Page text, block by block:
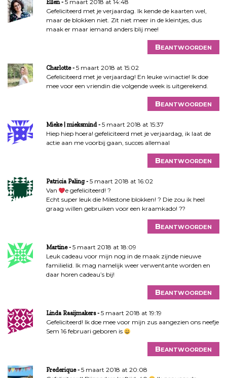
Ellen
5 maart 2018 at 14:48
Gefeliciteerd met je verjaardag. Ik kende de kaarten wel,
maar de blokken niet. Zit niet meer in de kleintjes, dus
maak er maar iemand anders blij mee!
Beantwoorden
Charlotte
5 maart 2018 at 15:02
Gefeliciteerd met je verjaardag! En leuke winactie! Ik doe
mee voor een vriendin die volgende week is uitgerekend.
Beantwoorden
Mieke | mieksmind
5 maart 2018 at 15:37
Hiep hiep hoera! gefeliciteerd met je verjaardag, ik laat de
actie aan me voorbij gaan, succes allemaal
Beantwoorden
Patricia Paling
5 maart 2018 at 16:02
Van
e gefeliciteerd! ?
Echt super leuk die Milestone blokken! ? Die zou ik heel
graag willen gebruiken voor een kraamkado! ??
Beantwoorden
Martine
5 maart 2018 at 18:09
Leuk cadeau voor mijn nog in de maak zijnde nieuwe
familielid. Ik mag namelijk weer verwentante worden en
daar horen cadeau’s bij!
Beantwoorden
Linda Raaijmakers
5 maart 2018 at 19:19
Gefeliciteerd! Ik doe mee voor mijn zus aangezien ons neefje
Sem 16 februari geboren is
Beantwoorden
Frederique
5 maart 2018 at 20:08